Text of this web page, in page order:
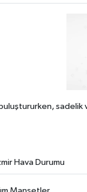
Hava Durumu